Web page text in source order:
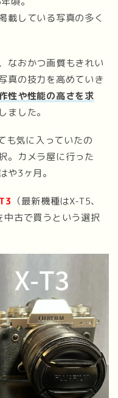
載している写真の多く
なおかつ画質もきれい
真の技力を高めていき
性や性能の高さを求
しました。
も気に入っていたの
。カメラ屋に行った
や3ヶ月。
（最新機種はX-T5、
古で買うという選択